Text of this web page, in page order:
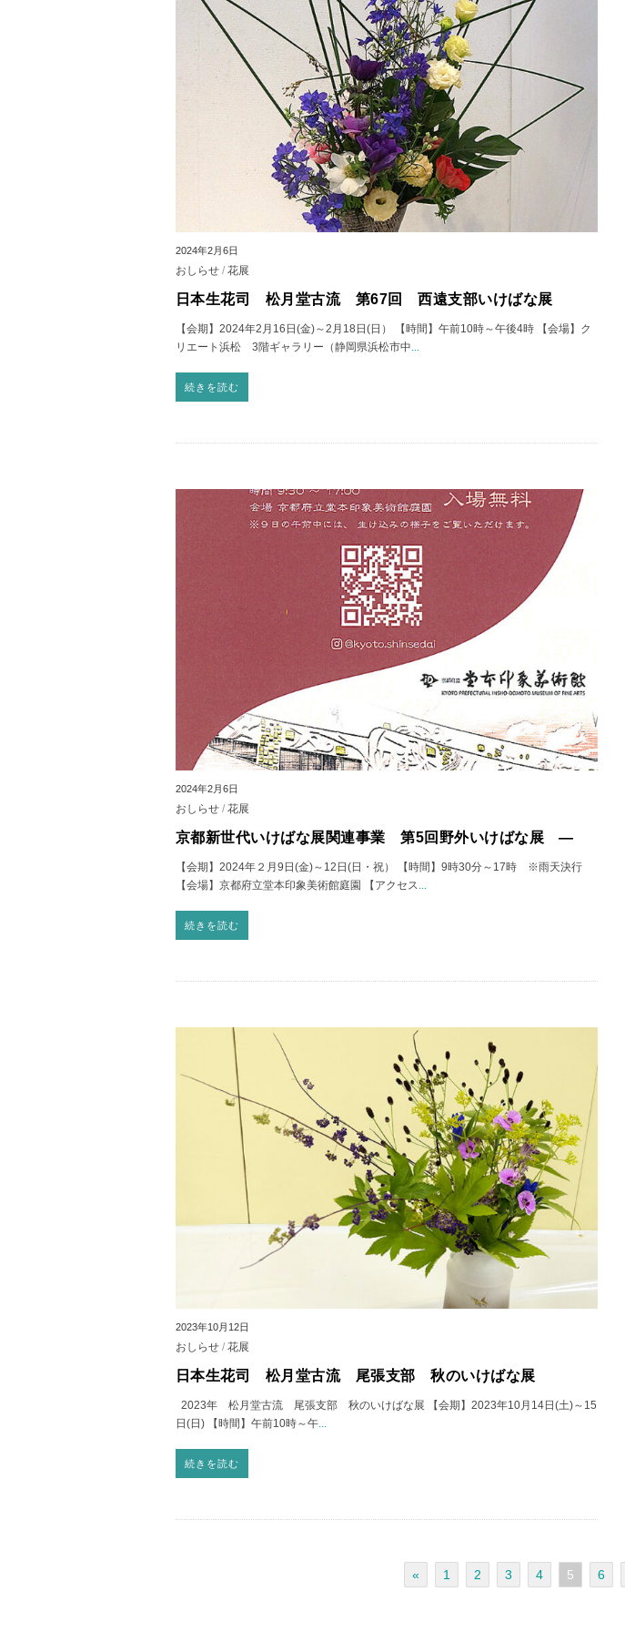
2024年2月6日
おしらせ/ 花展
日本生花司 松月堂古流 第67回 西遠支部いけばな展
【会期】2024年2月16日(金)～2月18日(日） 【時間】午前10時～午後4時 【会場】ク
リエート浜松 3階ギャラリー（静岡県浜松市中...
続きを読む
2024年2月6日
おしらせ/ 花展
京都新世代いけばな展関連事業 第5回野外いけばな展 ―
【会期】2024年２月9日(金)～12日(日・祝） 【時間】9時30分～17時 ※雨天決行
【会場】京都府立堂本印象美術館庭園 【アクセス...
続きを読む
2023年10月12日
おしらせ/ 花展
日本生花司 松月堂古流 尾張支部 秋のいけばな展
2023年 松月堂古流 尾張支部 秋のいけばな展 【会期】2023年10月14日(土)～15
日(日) 【時間】午前10時～午...
続きを読む
« 1 2 3 4 5 6